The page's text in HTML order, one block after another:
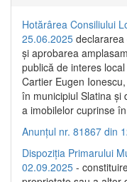
Hotărârea Consiliului
25.06.2025 declararea
și aprobarea
publică de interes
Cartier Eugen
în municipiul Slatina și
a imobilelor cuprinse
Anunțul nr. 81867 din
Dispoziția Primarului
02.09.2025 -